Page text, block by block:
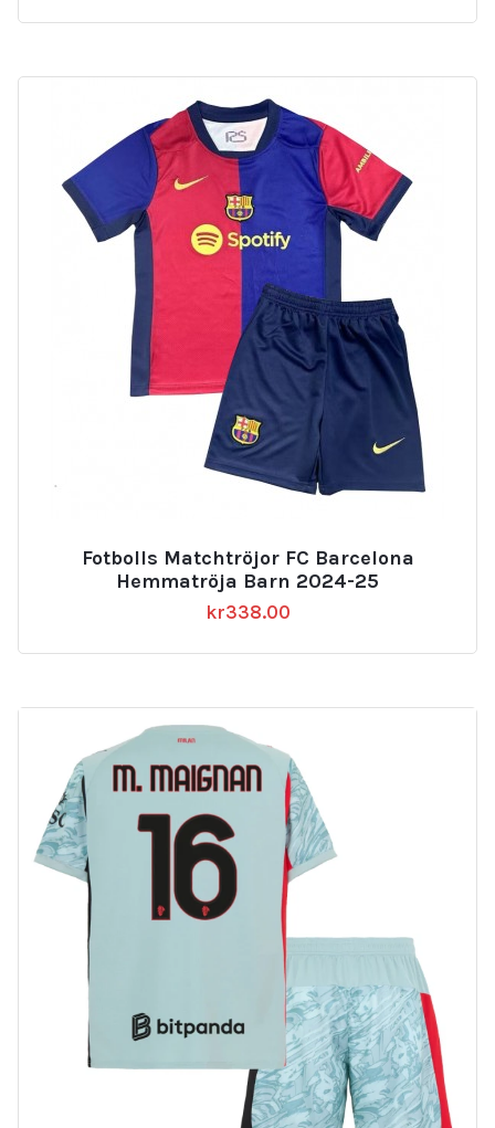
Fotbolls Matchtröjor FC Barcelona
Hemmatröja Barn 2024-25
kr338.00